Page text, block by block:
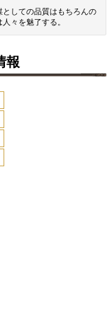
しての品質はもちろんの
々を魅了する。
報